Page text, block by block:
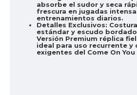
absorbe el sudor y seca
frescura en jugadas
entrenamientos diarios.
Detalles Exclusivos:
estándar y escudo
Versión Premium réplica
ideal para uso recurrente y
exigentes del Come On You